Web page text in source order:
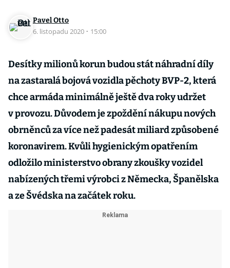
Pavel Otto
6. listopadu 2020 · 15:00
Desítky milionů korun budou stát náhradní díly
na zastaralá bojová vozidla pěchoty BVP-2, která
chce armáda minimálně ještě dva roky udržet
v provozu. Důvodem je zpoždění nákupu nových
obrněnců za více než padesát miliard způsobené
koronavirem. Kvůli hygienickým opatřením
odložilo ministerstvo obrany zkoušky vozidel
nabízených třemi výrobci z Německa, Španělska
a ze Švédska na začátek roku.